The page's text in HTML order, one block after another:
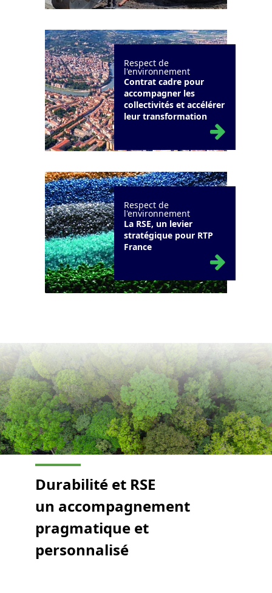
Respect de
l'environnement
Contrat cadre pour
accompagner les
collectivités et accélérer
leur transformation
Respect de
l'environnement
La RSE, un levier
stratégique pour RTP
France
Durabilité et RSE
un accompagnement
pragmatique et
personnalisé